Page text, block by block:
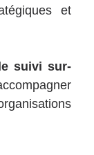
et
suivi sur-